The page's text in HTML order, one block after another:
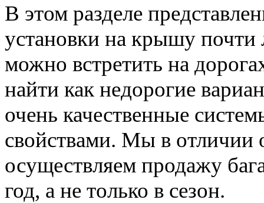
В этом разделе
установки на крышу
можно встретить на
найти как недорогие
очень качественные
свойствами. Мы в отличии
осуществляем продажу
год, а не только в сезон.